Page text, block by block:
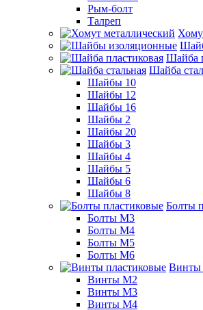
Рым-болт
Талреп
Шайба
Шайба
Шайбы 10
Шайбы 12
Шайбы 16
Шайбы 2
Шайбы 20
Шайбы 3
Шайбы 4
Шайбы 5
Шайбы 6
Шайбы 8
Болты
Болты М3
Болты М4
Болты М5
Болты М6
Винты
Винты М2
Винты М3
Винты М4